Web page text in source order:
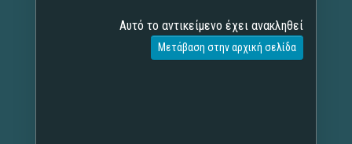
Αυτό το αντικείμενο έχει ανακληθεί
Μετάβαση στην αρχική σελίδα